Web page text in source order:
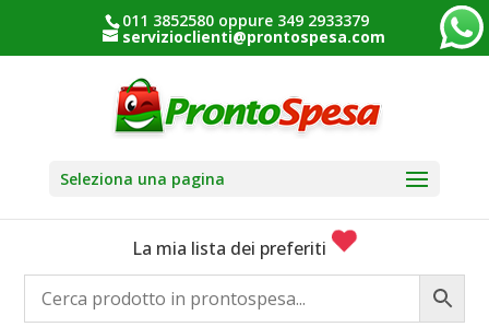
011 3852580 oppure 349 2933379
servizioclienti@prontospesa.com
Seleziona una pagina
La mia lista dei preferiti